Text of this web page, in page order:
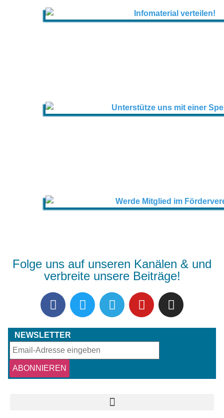
Folge uns auf unseren Kanälen & und
verbreite unsere Beiträge!
NEWSLETTER